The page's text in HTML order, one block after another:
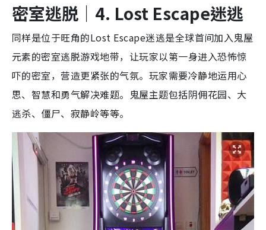
密室逃脱 ｜ 4. Lost Escape迷逃
同样是位于旺角的Lost Escape迷逃是全球首间加入鬼屋
元素的密室逃脱游戏地带，让玩家以第一身进入恐怖惊
吓的密室，营造更紧张的气氛。玩家需要冷静地运用心
思、智慧和勇气解决难题。鬼屋主题包括阴佣花园、大
逃杀、僵尸、寂静岭等等。